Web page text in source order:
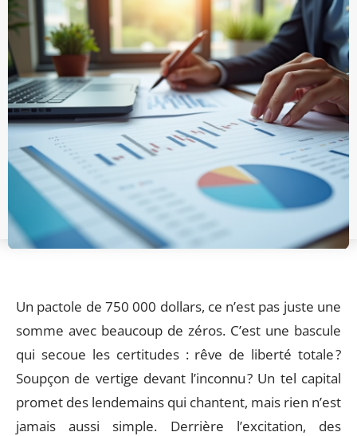
Un pactole de 750 000 dollars, ce n’est pas juste une
somme avec beaucoup de zéros. C’est une bascule
qui secoue les certitudes : rêve de liberté totale ?
Soupçon de vertige devant l’inconnu ? Un tel capital
promet des lendemains qui chantent, mais rien n’est
jamais aussi simple. Derrière l’excitation, des